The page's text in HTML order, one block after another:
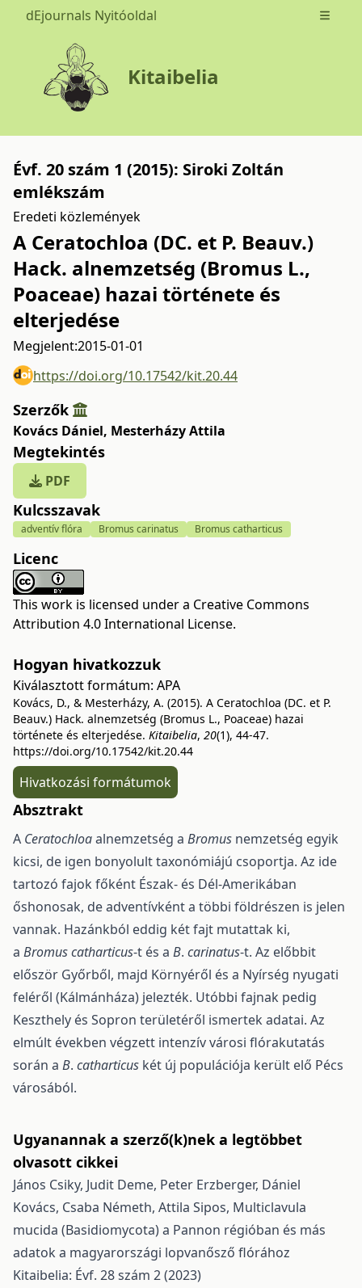
dEjournals Nyitóoldal Open
Kitaibelia
Évf. 20 szám 1 (2015): Siroki Zoltán
emlékszám
Eredeti közlemények
A Ceratochloa (DC. et P. Beauv.)
Hack. alnemzetség (Bromus L.,
Poaceae) hazai története és
elterjedése
Megjelent:2015-01-01
https://doi.org/10.17542/kit.20.44
Szerzők
Kovács Dániel, Mesterházy Attila
Megtekintés
PDF
Kulcsszavak
adventív flóra Bromus carinatus Bromus catharticus
Licenc
This work is licensed under a Creative Commons
Attribution 4.0 International License.
Hogyan hivatkozzuk
Kiválasztott formátum: APA
Kovács, D., & Mesterházy, A. (2015). A Ceratochloa (DC. et P.
Beauv.) Hack. alnemzetség (Bromus L., Poaceae) hazai
története és elterjedése. Kitaibelia, 20(1), 44-47.
https://doi.org/10.17542/kit.20.44
Hivatkozási formátumok
Absztrakt
A Ceratochloaalnemzetség a Bromus nemzetség egyik
kicsi, de igen bonyolult taxonómiájú csoportja. Az ide
tartozó fajok főként Észak- és Dél-Amerikában
őshonosak, de adventívként a többi földrészen is jelen
vannak. Hazánkból eddig két fajt mutattak ki,
a Bromuscatharticus-t és a B. carinatus-t. Az előbbit
először Győrből, majd Környéről és a Nyírség nyugati
feléről (Kálmánháza) jelezték. Utóbbi fajnak pedig
Keszthely és Sopron területéről ismertek adatai. Az
elmúlt években végzett intenzív városi flórakutatás
során a B. catharticus két új populációja került elő Pécs
városából.
Ugyanannak a szerző(k)nek a legtöbbet
olvasott cikkei
János Csiky, Judit Deme, Peter Erzberger, Dániel
Kovács, Csaba Németh, Attila Sipos, Multiclavula
mucida (Basidiomycota) a Pannon régióban és más
adatok a magyarországi lopvanősző flórához
Kitaibelia: Évf. 28 szám 2 (2023)